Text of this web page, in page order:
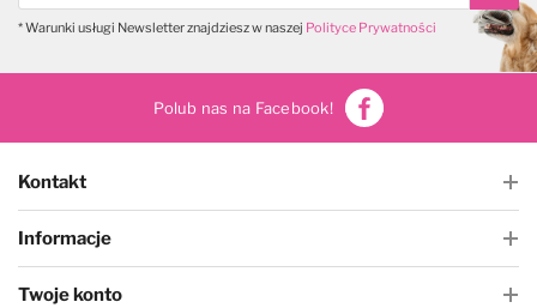
* Warunki usługi Newsletter znajdziesz w naszej Polityce Prywatności
Polub nas na Facebook!
Kontakt
Informacje
Twoje konto